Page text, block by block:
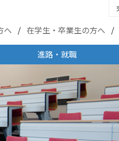
へ 在学生・卒業生の方へ
進路・就職